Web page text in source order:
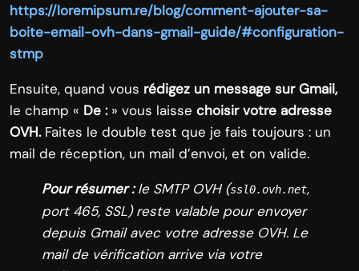
https://loremipsum.re/blog/comment-ajouter-sa-
boite-email-ovh-dans-gmail-guide/#configuration-
stmp
Ensuite, quand vous rédigez un message sur Gmail,
le champ « De : » vous laisse choisir votre adresse
OVH.Faites le double test que je fais toujours : un
mail de réception, un mail d’envoi, et on valide.
Pour résumer :le SMTP OVH (ssl0.ovh.net,
port 465, SSL) reste valable pour envoyer
depuis Gmail avec votre adresse OVH. Le
mail de vérification arrive via votre